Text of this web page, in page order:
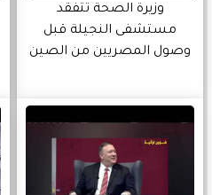
وزيرة الصحة تتفقد
مستشفى النجيلة قبل
وصول المصريين من الصين